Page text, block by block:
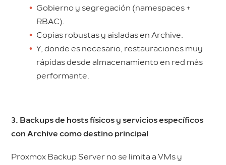
Gobierno y segregación (namespaces +
RBAC).
Copias robustas y aisladas en Archive.
Y, donde es necesario, restauraciones muy
rápidas desde almacenamiento en red más
performante.
3. Backups de hosts físicos y servicios específicos
con Archive como destino principal
Proxmox Backup Server no se limita a VMs y